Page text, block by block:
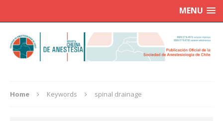
MENU
Home Keywords spinal drainage